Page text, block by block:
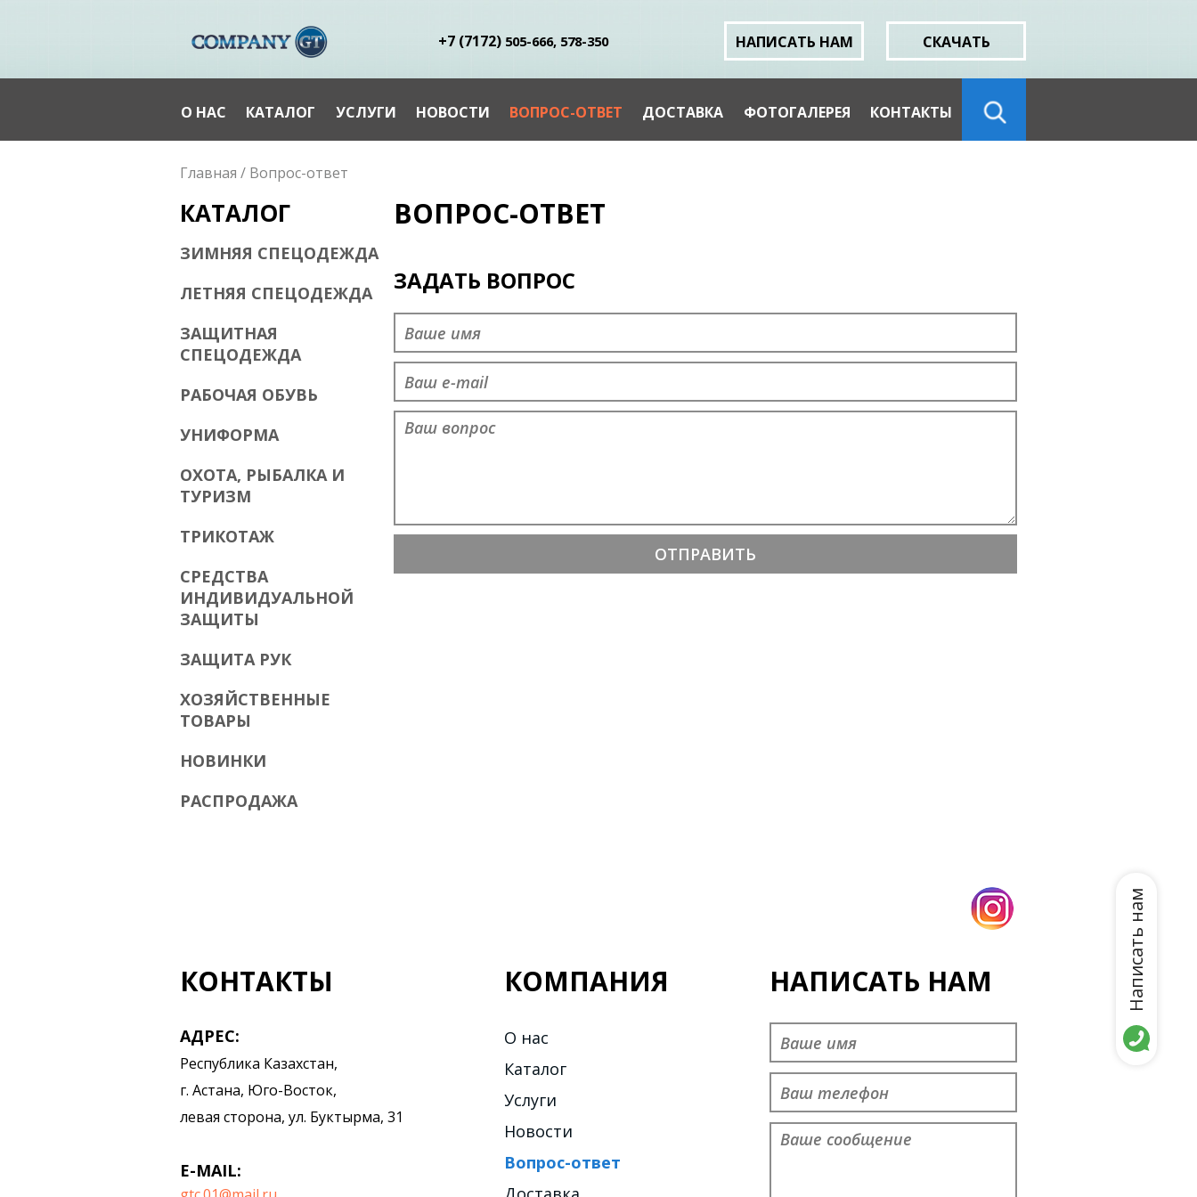
+7 (7172) 505-666, 578-350 НАПИСАТЬ НАМ СКАЧАТЬ
Написать нам
О НАС КАТАЛОГ УСЛУГИ НОВОСТИ ВОПРОС-ОТВЕТ ДОСТАВКА ФОТОГАЛЕРЕЯ КОНТАКТЫ
Вы здесь
Главная / Вопрос-ответ
КАТАЛОГ
ЗИМНЯЯ СПЕЦОДЕЖДА
ЛЕТНЯЯ СПЕЦОДЕЖДА
ЗАЩИТНАЯ
СПЕЦОДЕЖДА
РАБОЧАЯ ОБУВЬ
УНИФОРМА
ОХОТА, РЫБАЛКА И
ТУРИЗМ
ТРИКОТАЖ
СРЕДСТВА
ИНДИВИДУАЛЬНОЙ
ЗАЩИТЫ
ЗАЩИТА РУК
ХОЗЯЙСТВЕННЫЕ
ТОВАРЫ
НОВИНКИ
РАСПРОДАЖА
ВОПРОС-ОТВЕТ
ЗАДАТЬ ВОПРОС
Представьтесь*
E-mail*
Ваш вопрос*
КОНТАКТЫ
АДРЕС:
Республика Казахстан,
г. Астана, Юго-Восток,
левая сторона, ул. Буктырма, 31
E-MAIL:
КОМПАНИЯ
О нас
Каталог
Услуги
Новости
Вопрос-ответ
НАПИСАТЬ НАМ
Представьтесь
Телефон
Обращение*